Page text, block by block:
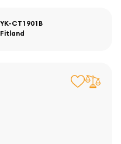
YK-CT1901B
Fitland